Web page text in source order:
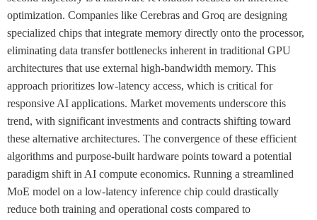
optimization. Companies like Cerebras and Groq are designing
specialized chips that integrate memory directly onto the processor,
eliminating data transfer bottlenecks inherent in traditional GPU
architectures that use external high-bandwidth memory. This
approach prioritizes low-latency access, which is critical for
responsive AI applications. Market movements underscore this
trend, with significant investments and contracts shifting toward
these alternative architectures. The convergence of these efficient
algorithms and purpose-built hardware points toward a potential
paradigm shift in AI compute economics. Running a streamlined
MoE model on a low-latency inference chip could drastically
reduce both training and operational costs compared to